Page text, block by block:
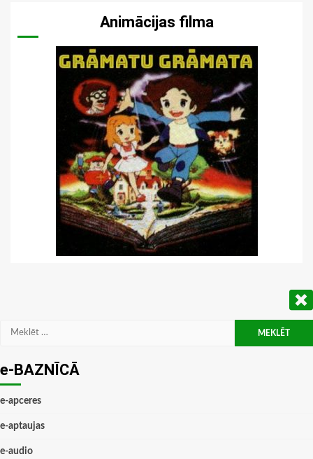
Animācijas filma
Meklēt:
e-BAZNĪCĀ
e-apceres
e-aptaujas
e-audio